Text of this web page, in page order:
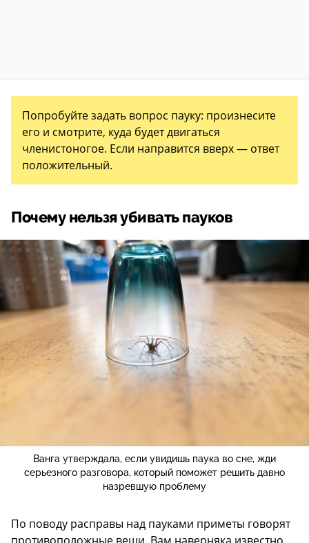
Попробуйте задать вопрос пауку: произнесите
его и смотрите, куда будет двигаться
членистоногое. Если направится вверх — ответ
положительный.
Почему нельзя убивать пауков
Ванга утверждала, если увидишь паука во сне, жди
серьезного разговора, который поможет решить давно
назревшую проблему
По поводу расправы над пауками приметы говорят
противоположные вещи. Вам наверняка известно